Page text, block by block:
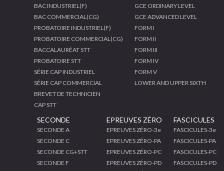
BAC INDUSTRIEL(F)
BAC COMMERCIAL(CG)
PROBATOIRE INDUSTRIEL(F)
PROBATOIRE COMMERCIAL(CG)
BACCALAURÉAT STT
PROBATOIRE STT
SÉRIE CAP INDUSTRIEL
SÉRIE CAP COMMERCIAL
BREVET DE TECHNICIEN
CAP STT
GCE ORDINARY LEVEL
GCE ADVANCED LEVEL
FORM I
FORM II
FORM III
FORM IV
FORM V
LOWER AND UPPER SIXTH
SECONDE
SECONDE A
SECONDE C
SECONDE CG+STT
SECONDE F
EPREUVES ZÉRO
EPREUVES ZÉRO-3e
EPREUVES ZÉRO-PA
EPREUVES ZÉRO-PC
EPREUVES ZÉRO-PD
FASCICULES
FASCICULES-3e
FASCICULES-PA
FASCICULES-PC
FASCICULES-PD